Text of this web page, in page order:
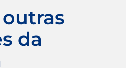
da